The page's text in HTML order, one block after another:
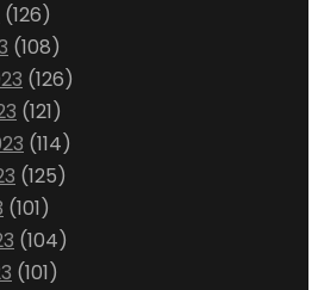
(126)
(108)
(126)
(121)
(114)
(125)
(101)
(104)
(101)